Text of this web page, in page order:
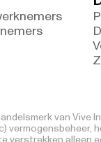
van Vive
vermogensbeheer,
verstrekken alleen